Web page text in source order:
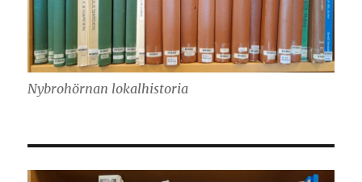
Nybrohörnan lokalhistoria